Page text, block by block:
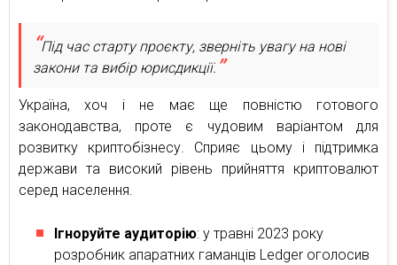
Під час старту проєкту, зверніть увагу на нові
закони та вибір юрисдикції.
Україна, хоч і не має ще повністю готового
законодавства, проте є чудовим варіантом для
розвитку криптобізнесу. Сприяє цьому і підтримка
держави та високий рівень прийняття криптовалют
серед населення.
Ігноруйте аудиторію: у травні 2023 року
розробник апаратних гаманців Ledger оголосив